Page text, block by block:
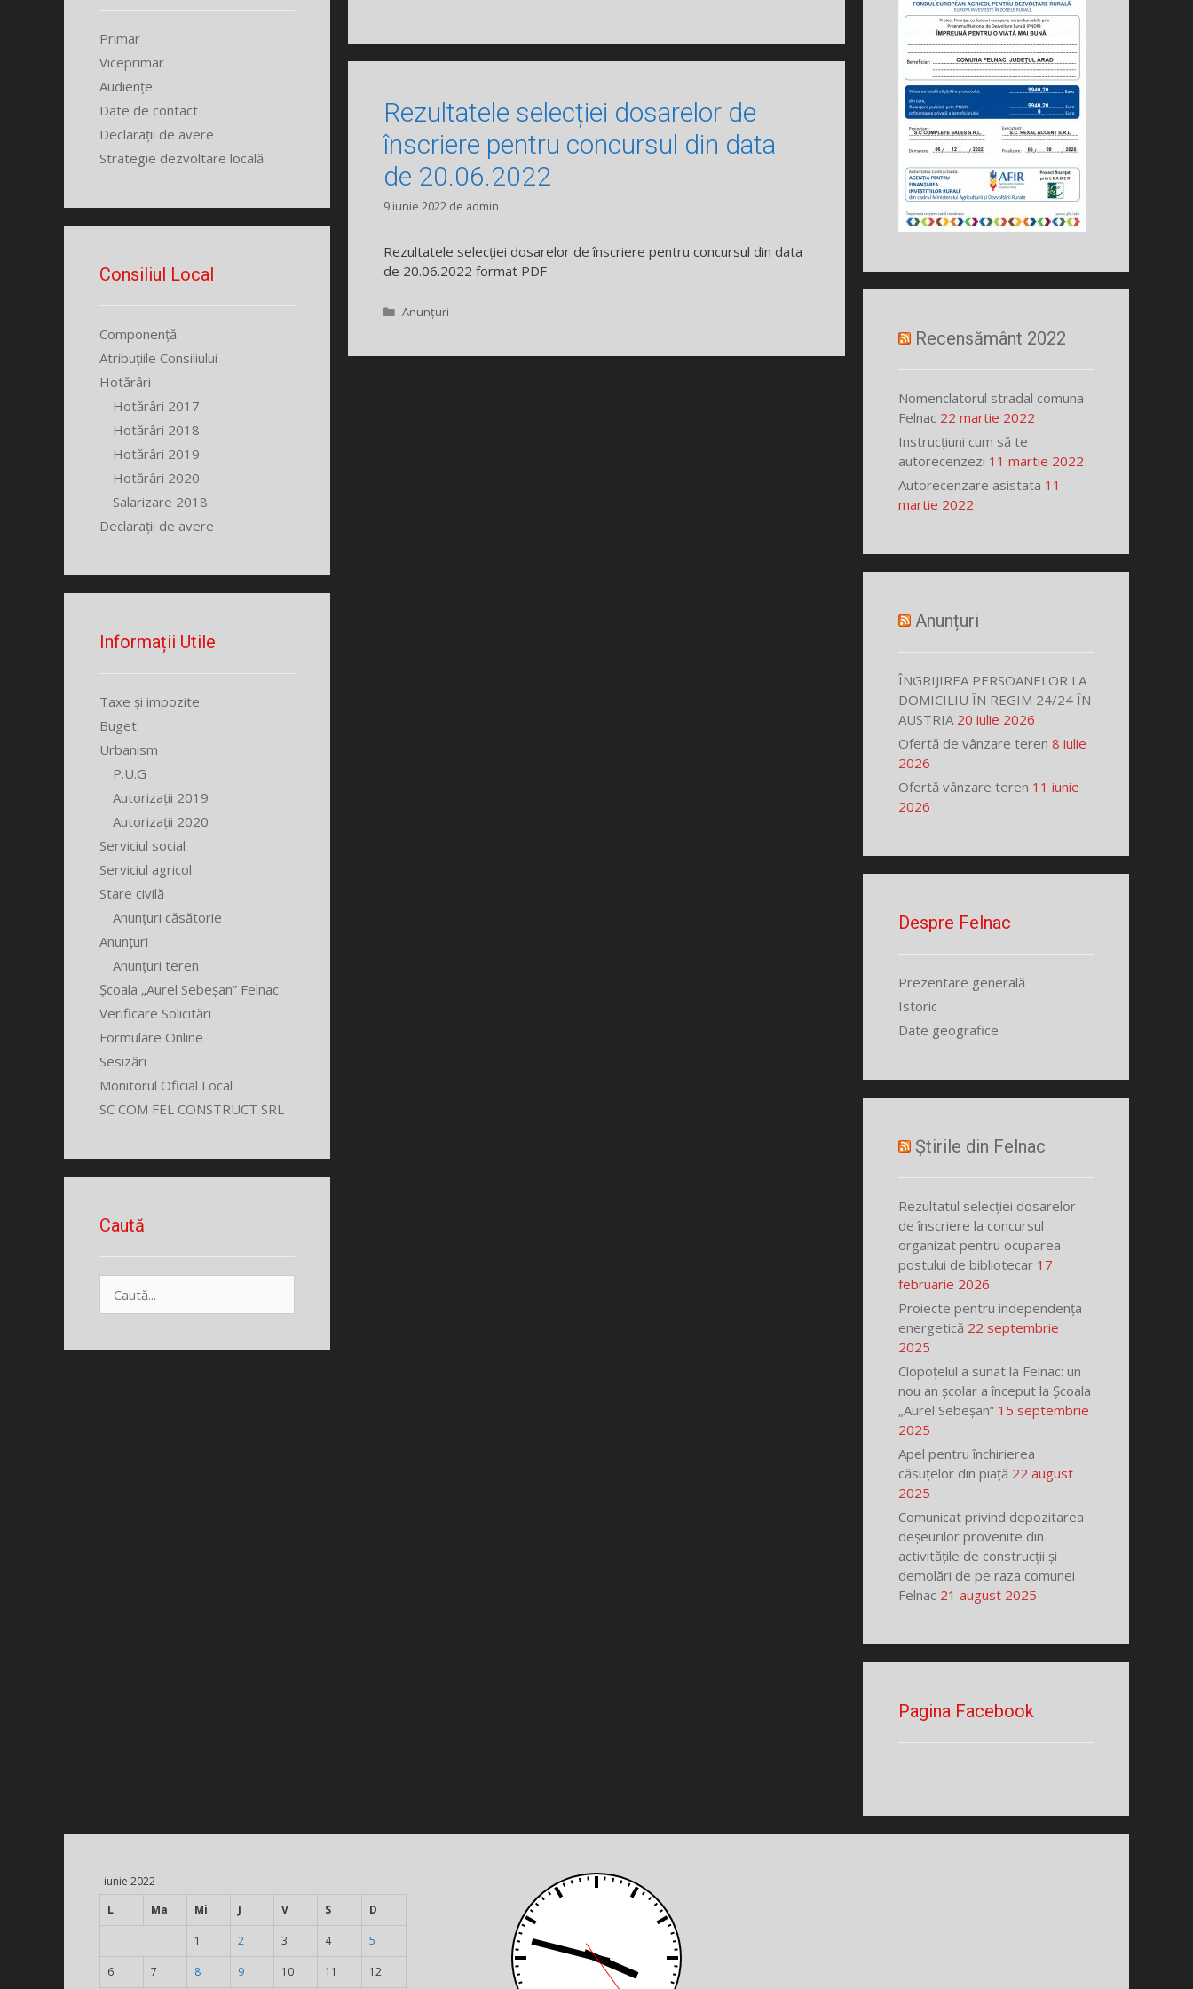
Rezultatele selecției dosarelor de
înscriere pentru concursul din data
de 20.06.2022
9 iunie 2022 de admin
Rezultatele selecției dosarelor de înscriere pentru concursul din data
de 20.06.2022 format PDF
Categorii
Anunțuri
Primar
Viceprimar
Audiențe
Date de contact
Declarații de avere
Strategie dezvoltare locală
Consiliul Local
Componență
Atribuțiile Consiliului
Hotărâri
Hotărâri 2017
Hotărâri 2018
Hotărâri 2019
Hotărâri 2020
Salarizare 2018
Declarații de avere
Informații Utile
Taxe și impozite
Buget
Urbanism
P.U.G
Autorizații 2019
Autorizații 2020
Serviciul social
Serviciul agricol
Stare civilă
Anunțuri căsătorie
Anunțuri
Anunțuri teren
Școala „Aurel Sebeșan” Felnac
Verificare Solicitări
Formulare Online
Sesizări
Monitorul Oficial Local
SC COM FEL CONSTRUCT SRL
Caută
după:
Recensământ 2022
Nomenclatorul stradal comuna
Felnac 22 martie 2022
Instrucțiuni cum să te
autorecenzezi 11 martie 2022
Autorecenzare asistata 11
martie 2022
Anunțuri
ÎNGRIJIREA PERSOANELOR LA
DOMICILIU ÎN REGIM 24/24 ÎN
AUSTRIA 20 iulie 2026
Ofertă de vânzare teren 8 iulie
2026
Ofertă vânzare teren 11 iunie
2026
Despre Felnac
Prezentare generală
Istoric
Date geografice
Știrile din Felnac
Rezultatul selecției dosarelor
de înscriere la concursul
organizat pentru ocuparea
postului de bibliotecar 17
februarie 2026
Proiecte pentru independența
energetică 22 septembrie
2025
Clopoțelul a sunat la Felnac: un
nou an școlar a început la Școala
„Aurel Sebeșan” 15 septembrie
2025
Apel pentru închirierea
căsuțelor din piață 22 august
2025
Comunicat privind depozitarea
deșeurilor provenite din
activitățile de construcții și
demolări de pe raza comunei
Felnac 21 august 2025
Pagina Facebook
iunie 2022
L
Ma Mi J V S D
1 2 3 4 5
6 7 8 9 10 11 12